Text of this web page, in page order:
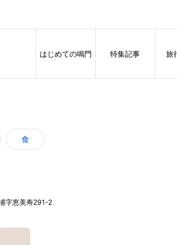
はじめての鳴門 特集記事 旅
食
字恵美寿291-2